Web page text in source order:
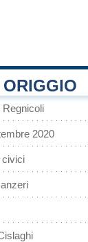
Regnicoli
2020
civici